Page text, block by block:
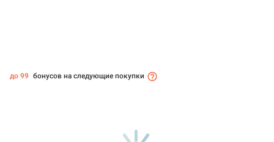
до 99 бонусов на следующие покупки